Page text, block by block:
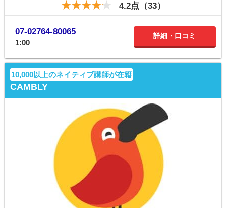
4.2点（33）
07-02764-80065
1:00
詳細・口コミ
10,000以上のネイティブ講師が在籍
CAMBLY